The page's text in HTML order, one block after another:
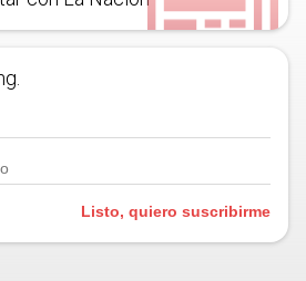
Listo, quiero suscribirme